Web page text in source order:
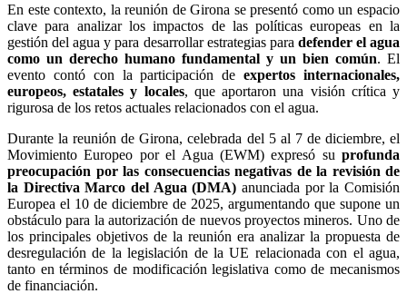
En este contexto, la reunión de Girona se presentó como un espacio
clave para analizar los impactos de las políticas europeas en la
gestión del agua y para desarrollar estrategias para defender el agua
como un derecho humano fundamental y un bien común. El
evento contó con la participación deexpertos internacionales,
europeos, estatales y locales, que aportaron una visión crítica y
rigurosa de los retos actuales relacionados con el agua.
Durante la reunión de Girona, celebrada del 5 al 7 de diciembre, el
Movimiento Europeo por el Agua (EWM) expresó su profunda
preocupación por las consecuencias negativas de la revisión de
la Directiva Marco del Agua (DMA) anunciada por la Comisión
Europea el 10 de diciembre de 2025, argumentando que supone un
obstáculo para la autorización de nuevos proyectos mineros. Uno de
los principales objetivos de la reunión era analizar la propuesta de
desregulación de la legislación de la UE relacionada con el agua,
tanto en términos de modificación legislativa como de mecanismos
de financiación.